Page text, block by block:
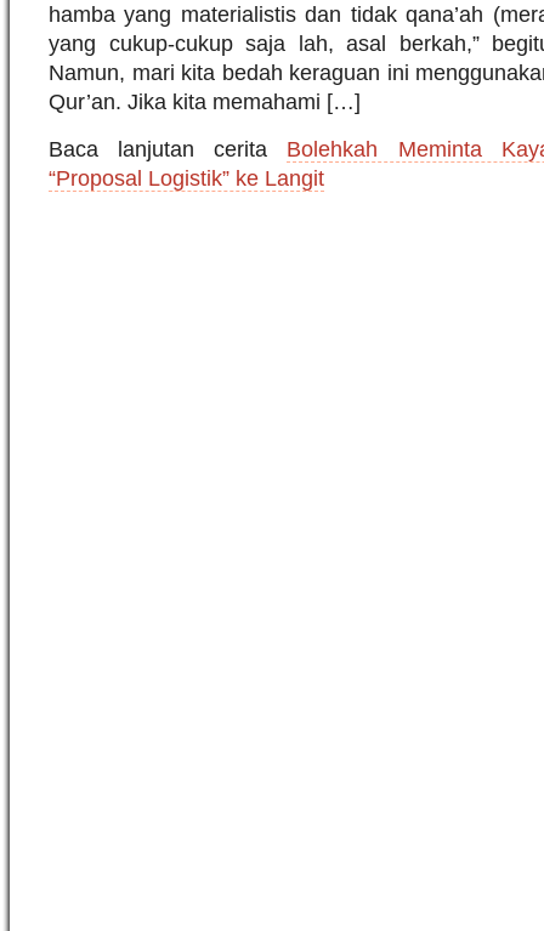
hamba yang materialistis dan tidak qana’ah
yang cukup-cukup saja lah, asal berkah,”
Namun, mari kita bedah keraguan ini
Qur’an. Jika kita memahami […]
Baca lanjutan cerita Bolehkah Meminta
“Proposal Logistik” ke Langit